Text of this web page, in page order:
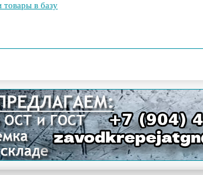
товары в базу